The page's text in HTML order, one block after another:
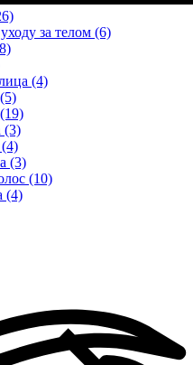
за телом (6)
(4)
(3)
(3)
(10)
(4)